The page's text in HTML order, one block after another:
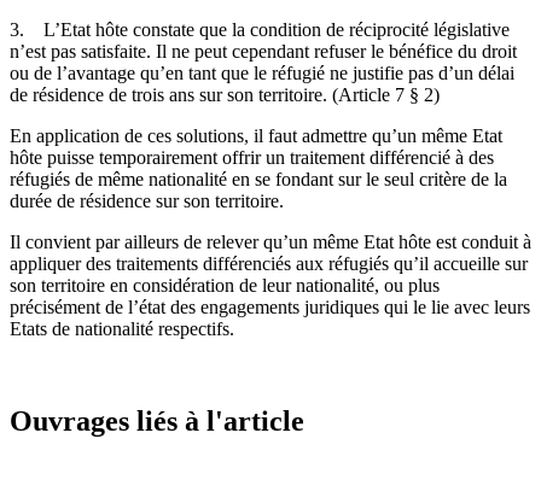
3. L’Etat hôte constate que la condition de réciprocité législative
n’est pas satisfaite. Il ne peut cependant refuser le bénéfice du droit
ou de l’avantage qu’en tant que le réfugié ne justifie pas d’un délai
de résidence de trois ans sur son territoire. (Article 7 § 2)
En application de ces solutions, il faut admettre qu’un même Etat
hôte puisse temporairement offrir un traitement différencié à des
réfugiés de même nationalité en se fondant sur le seul critère de la
durée de résidence sur son territoire.
Il convient par ailleurs de relever qu’un même Etat hôte est conduit à
appliquer des traitements différenciés aux réfugiés qu’il accueille sur
son territoire en considération de leur nationalité, ou plus
précisément de l’état des engagements juridiques qui le lie avec leurs
Etats de nationalité respectifs.
Ouvrages liés à l'article